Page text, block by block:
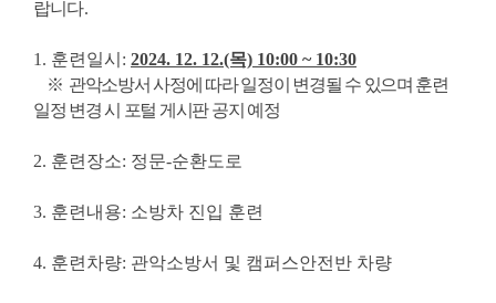
랍니다.
1. 훈련일시: 2024. 12. 12.(목) 10:00 ~ 10:30
※ 관악소방서 사정에 따라 일정이 변경될 수 있으며 훈련
일정 변경 시 포털 게시판 공지 예정
2. 훈련장소: 정문-순환도로
3. 훈련내용: 소방차 진입 훈련
4. 훈련차량: 관악소방서 및 캠퍼스안전반 차량